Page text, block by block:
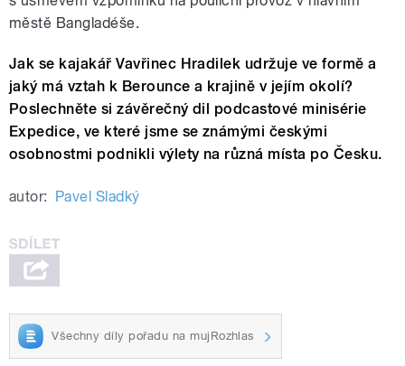
městě Bangladéše.
Jak se kajakář Vavřinec Hradilek udržuje ve formě a
jaký má vztah k Berounce a krajině v jejím okolí?
Poslechněte si závěrečný dil podcastové minisérie
Expedice, ve které jsme se známými českými
osobnostmi podnikli výlety na různá místa po Česku.
autor: Pavel Sladký
Všechny díly pořadu na mujRozhlas